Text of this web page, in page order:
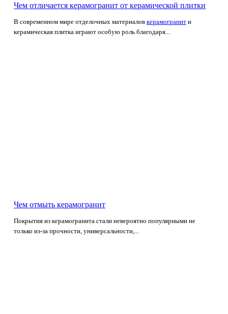
Чем отличается керамогранит от керамической плитки
В современном мире отделочных материалов керамогранит и
керамическая плитка играют особую роль благодаря...
Чем отмыть керамогранит
Покрытия из керамогранита стали невероятно популярными не
только из-за прочности, универсальности,...